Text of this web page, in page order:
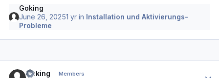
Goking
June 26, 20251 yr in Installation und Aktivierungs-
Probleme
Goking Members